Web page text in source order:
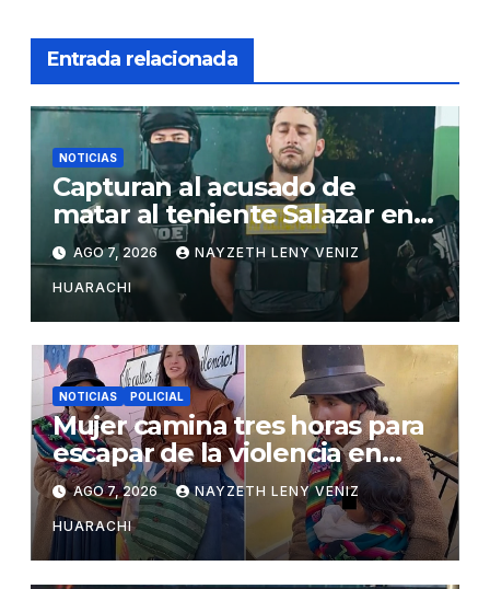
Entrada relacionada
NOTICIAS
Capturan al acusado de
matar al teniente Salazar en
San Matías
AGO 7, 2026 NAYZETH LENY VENIZ
HUARACHI
NOTICIAS POLICIAL
Mujer camina tres horas para
escapar de la violencia en
Potosí
AGO 7, 2026 NAYZETH LENY VENIZ
HUARACHI